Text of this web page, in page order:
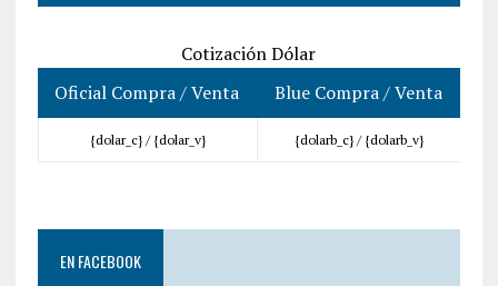
Cotización Dólar
Oficial Compra / Venta
Blue Compra / Venta
{dolar_c} / {dolar_v} {dolarb_c} / {dolarb_v}
EN FACEBOOK